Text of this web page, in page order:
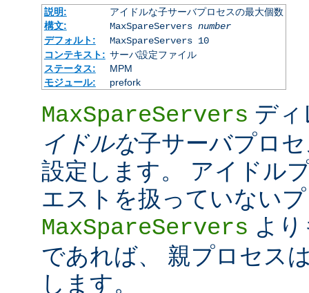
説明:
アイドルな子サーバプロセスの最大個数
構文:
MaxSpareServers number
デフォルト:
MaxSpareServers 10
コンテキスト: サーバ設定ファイル
ステータス:
MPM
モジュール:
prefork
MaxSpareServers デ
イドルな子サーバプロ
設定します。 アイドル
エストを扱っていない
MaxSpareServers よ
であれば、 親プロセス
します。